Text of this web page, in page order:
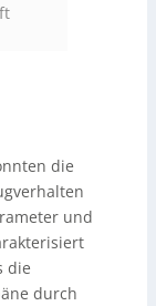
die
und
die
durch